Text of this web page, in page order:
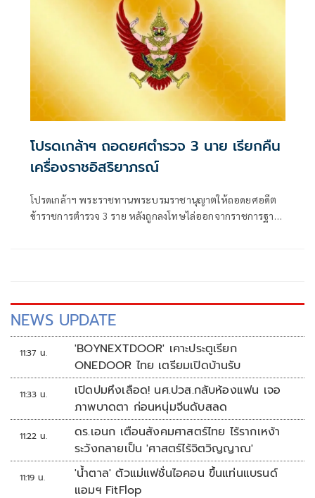
โปรดเกล้าฯ ถอดยศตำรวจ 3 นาย เรียกคืน
เครื่องราชอิสริยาภรณ์
โปรดเกล้าฯ พระราชทานพระบรมราชานุญาตให้ถอดยศอดีต
ข้าราชการตำรวจ 3 ราย หลังถูกลงโทษไล่ออกจากราชการฐาน
NEWS UPDATE
11:37 น.
'BOYNEXTDOOR' เคาะประตูเรียก
ONEDOOR ไทย เตรียมเปิดบ้านรับ
11:33 น.
เปิดปมหึงเลือด! นศ.ปวส.กลับห้องแฟน เจอ
ภาพบาดตา ก่อนหนุ่มจีนดับสลด
11:22 น.
ดร.เอนก เตือนสังคมศาสตร์ไทย ไร้รากเหง้า
ระวังกลายเป็น 'ศาสตร์ไร้จิตวิญญาณ'
11:19 น.
'น้ำตาล' ตัวแม่แฟชั่นไอคอน ขึ้นแท่นแบรนด์
แอมฯ FitFlop